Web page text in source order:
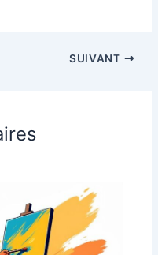
SUIVANT